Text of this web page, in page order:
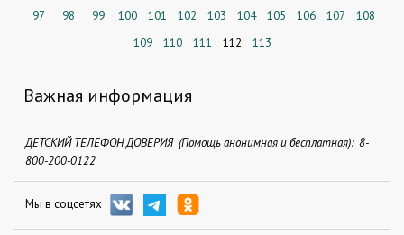
97
98 99 100 101 102 103 104 105 106 107
108
109
110 111 112 113
Важная информация
ДЕТСКИЙ ТЕЛЕФОН ДОВЕРИЯ (Помощь анонимная и бесплатная): 8-
800-200-0122
Мы в соцсетях